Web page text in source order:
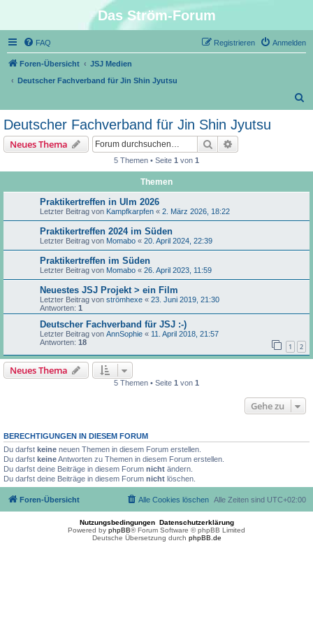
Das Ström-Forum
FAQ Anmelden
Registrieren
Foren-Übersicht
JSJ Medien
Deutscher Fachverband für Jin Shin Jyutsu
Deutscher Fachverband für Jin Shin Jyutsu
Neues Thema Suche
5 Themen • Seite 1 von 1
Themen
Praktikertreffen in Ulm 2026
Letzter Beitrag von Kampfkarpfen « 2. März 2026, 18:22
Praktikertreffen 2024 im Süden
Letzter Beitrag von Momabo « 20. April 2024, 22:39
Praktikertreffen im Süden
Letzter Beitrag von Momabo « 26. April 2023, 11:59
Neuestes JSJ Projekt > ein Film
Letzter Beitrag von strömhexe « 23. Juni 2019, 21:30
Antworten: 1
Deutscher Fachverband für JSJ :-)
Letzter Beitrag von AnnSophie « 11. April 2018, 21:57
Antworten: 18 1 2
Neues Thema
5 Themen • Seite 1 von 1
Gehe zu
BERECHTIGUNGEN IN DIESEM FORUM
Du darfst keine neuen Themen in diesem Forum erstellen.
Du darfst keineAntworten zu Themen in diesem Forum erstellen.
Du darfst deine Beiträge in diesem Forum nicht ändern.
Du darfst deine Beiträge in diesem Forum nicht löschen.
Foren-Übersicht Alle Zeiten sind UTC+02:00
Alle Cookies löschen
Nutzungsbedingungen Datenschutzerklärung
Powered by phpBB® Forum Software © phpBB Limited
Deutsche Übersetzung durch phpBB.de